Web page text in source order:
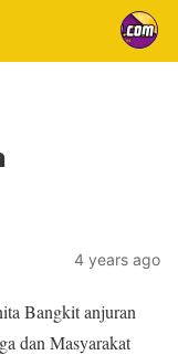
4 years ago
Bangkit anjuran
dan Masyarakat